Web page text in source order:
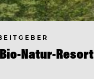
Natur-Resort